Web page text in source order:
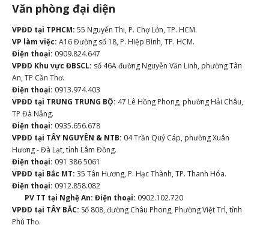
Văn phòng đại diện
VPĐD tại TPHCM: 55 Nguyễn Thi, P. Chợ Lớn, TP. HCM.
VP làm việc: A16 Đường số 18, P. Hiệp Bình, TP. HCM.
Điện thoại: 0909.824.647
VPĐD Khu vực ĐBSCL: số 46A đường Nguyễn Văn Linh, phường Tân
An, TP Cần Thơ.
Điện thoại: 0913.974.403
VPĐD tại TRUNG TRUNG BỘ: 47 Lê Hồng Phong, phường Hải Châu,
TP Đà Nẵng.
Điện thoại: 0935.656.678
VPĐD tại TÂY NGUYÊN & NTB: 04 Trần Quý Cáp, phường Xuân
Hương - Đà Lạt, tỉnh Lâm Đồng.
Điện thoại: 091 386 5061
VPĐD tại Bắc MT: 35 Tân Hương, P. Hạc Thành, TP. Thanh Hóa.
Điện thoại: 0912.858.082
PV TT tại Nghệ An: Điện thoại: 0902.102.720
VPĐD tại TÂY BẮC: Số 808, đường Châu Phong, Phường Việt Trì, tỉnh
Phú Thọ.